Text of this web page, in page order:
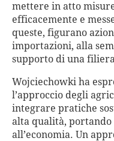
mettere in atto
efficacemente e
queste, figurano
importazioni, alla
supporto di una
Wojciechowki ha
l’approccio degli
integrare pratiche
alta qualità, portando
all’economia. Un